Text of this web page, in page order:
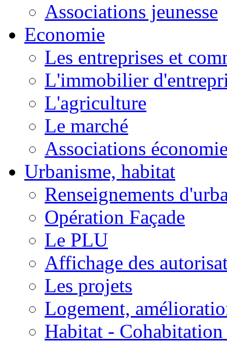
Associations jeunesse
Economie
Les entreprises et
L'immobilier
L'agriculture
Le marché
Associations
Urbanisme, habitat
Renseignements
Opération Façade
Le PLU
Affichage des
Les projets
Logement,
Habitat -